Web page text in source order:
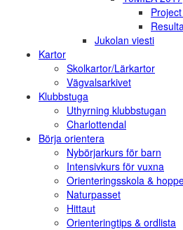
Jukolan viesti
Kartor
Skolkartor/Lärkartor
Vägvalsarkivet
Klubbstuga
Uthyrning klubbstugan
Charlottendal
Börja orientera
Nybörjarkurs för barn
Intensivkurs för vuxna
Orienteringsskola &
Naturpasset
Hittaut
Orienteringtips & ordlista